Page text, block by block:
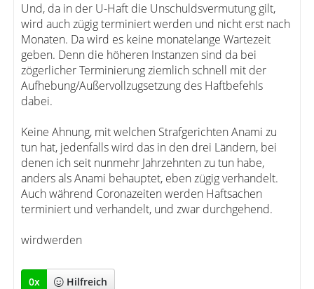
Und, da in der U-Haft die Unschuldsvermutung gilt,
wird auch zügig terminiert werden und nicht erst nach
Monaten. Da wird es keine monatelange Wartezeit
geben. Denn die höheren Instanzen sind da bei
zögerlicher Terminierung ziemlich schnell mit der
Aufhebung/Außervollzugsetzung des Haftbefehls
dabei.
Keine Ahnung, mit welchen Strafgerichten Anami zu
tun hat, jedenfalls wird das in den drei Ländern, bei
denen ich seit nunmehr Jahrzehnten zu tun habe,
anders als Anami behauptet, eben zügig verhandelt.
Auch während Coronazeiten werden Haftsachen
terminiert und verhandelt, und zwar durchgehend.
wirdwerden
0x Hilfreich